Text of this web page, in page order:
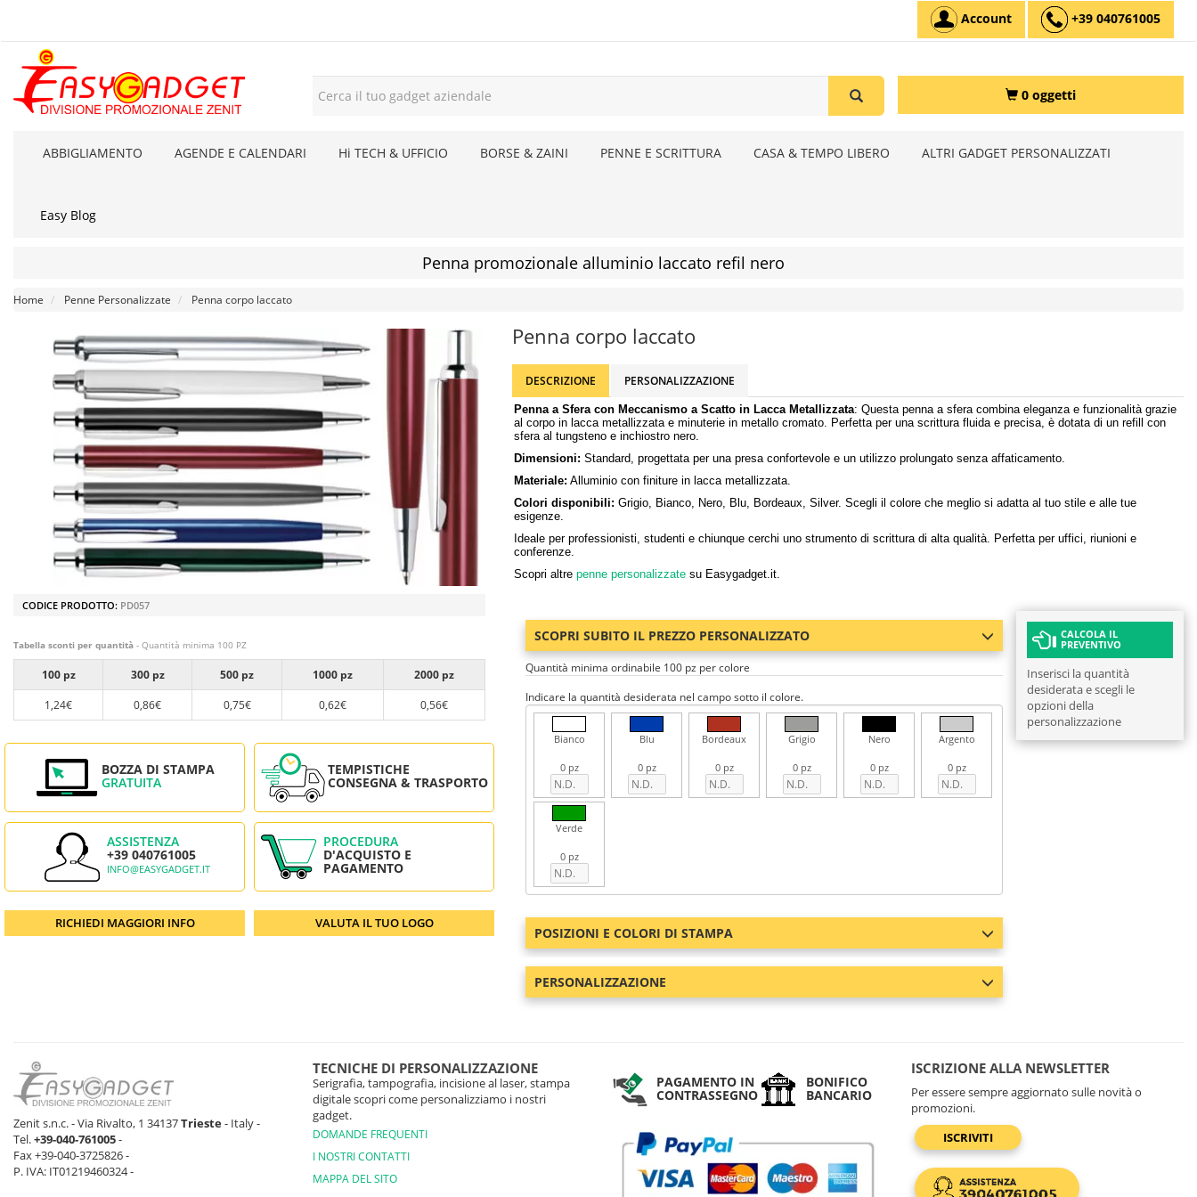
Account +39 040761005
0 oggetti
ABBIGLIAMENTO AGENDE E CALENDARI Hi TECH & UFFICIO BORSE & ZAINI PENNE E SCRITTURA CASA & TEMPO LIBERO ALTRI GADGET PERSONALIZZATI
Easy Blog
Penna promozionale alluminio laccato refil nero
Home Penne Personalizzate Penna corpo laccato
CODICE PRODOTTO: PD057
Tabella sconti per quantità - Quantità minima 100 PZ
100 pz 300 pz 500 pz 1000 pz
2000 pz
1,24€
0,86€ 0,75€ 0,62€ 0,56€
BOZZA DI STAMPA
GRATUITA
TEMPISTICHE
CONSEGNA & TRASPORTO
ASSISTENZA
+39 040761005
INFO@EASYGADGET.IT
PROCEDURA
D'ACQUISTO E
PAGAMENTO
RICHIEDI MAGGIORI INFO VALUTA IL TUO LOGO
Penna corpo laccato
DESCRIZIONE PERSONALIZZAZIONE
Penna a Sfera con Meccanismo a Scatto in Lacca Metallizzata: Questa penna a sfera combina eleganza e funzionalità grazie
al corpo in lacca metallizzata e minuterie in metallo cromato. Perfetta per una scrittura fluida e precisa, è dotata di un refill con
sfera al tungsteno e inchiostro nero.
Dimensioni: Standard, progettata per una presa confortevole e un utilizzo prolungato senza affaticamento.
Materiale: Alluminio con finiture in lacca metallizzata.
Colori disponibili: Grigio, Bianco, Nero, Blu, Bordeaux, Silver. Scegli il colore che meglio si adatta al tuo stile e alle tue
esigenze.
Ideale per professionisti, studenti e chiunque cerchi uno strumento di scrittura di alta qualità. Perfetta per uffici, riunioni e
conferenze.
Scopri altre penne personalizzate su Easygadget.it.
SCOPRI SUBITO IL PREZZO PERSONALIZZATO
Quantità minima ordinabile 100 pz per colore
Indicare la quantità desiderata nel campo sotto il colore.
Bianco
0 pz
Blu
0 pz
Bordeaux
0 pz
Grigio
0 pz
Nero
0 pz
Argento
0 pz
Verde
0 pz
POSIZIONI E COLORI DI STAMPA
PERSONALIZZAZIONE
CALCOLA IL
PREVENTIVO
Inserisci la quantità
desiderata e scegli le
opzioni della
personalizzazione
Zenit s.n.c. - Via Rivalto, 1 34137Trieste- Italy -
Tel.+39-040-761005-
Fax +39-040-3725826 -
P. IVA: IT01219460324 -
TECNICHE DI PERSONALIZZAZIONE
Serigrafia, tampografia, incisione al laser, stampa
digitale scopri come personalizziamo i nostri
gadget.
DOMANDE FREQUENTI
I NOSTRI CONTATTI
MAPPA DEL SITO
PAGAMENTO IN
CONTRASSEGNO
BONIFICO
BANCARIO
ISCRIZIONE ALLA NEWSLETTER
Per essere sempre aggiornato sulle novità o
promozioni.
ISCRIVITI